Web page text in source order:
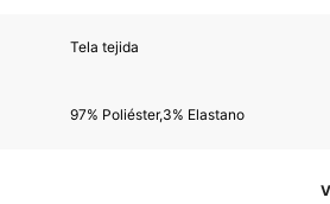
Tela tejida
97% Poliéster,3% Elastano